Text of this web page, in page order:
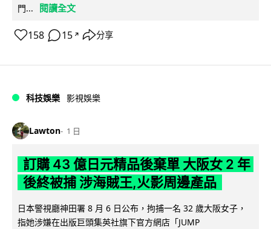
門...
閱讀全文
158 15 ↗ 分享
科技娛樂 影視娛樂
Lawton 1 日
訂購 43 億日元精品後棄單 大阪女 2 年
後終被捕 涉海賊王,火影周邊產品
日本警視廳神田署 8 月 6 日公布，拘捕一名 32 歲大阪女子，
指她涉嫌在出版巨頭集英社旗下官方網店「JUMP